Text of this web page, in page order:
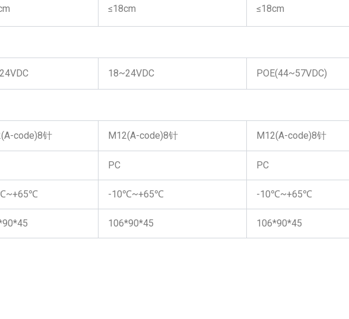
≤18cm ≤18cm
18~24VDC POE(44~57VDC)
code)8针 M12(A-code)8针 M12(A-code)8针
PC PC
-10℃~+65℃ -10℃~+65℃
106*90*45 106*90*45